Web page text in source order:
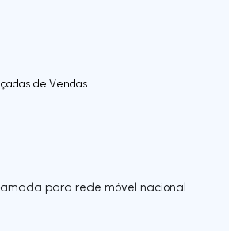
de Vendas
para rede móvel nacional